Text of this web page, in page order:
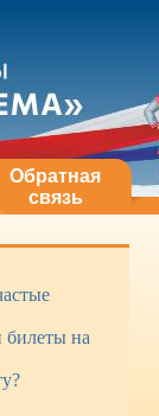
Обратная
связь
на